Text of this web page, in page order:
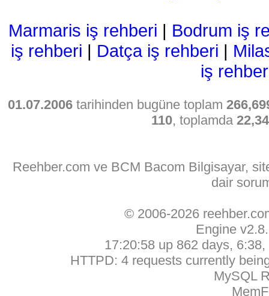
Marmaris iş rehberi | Bodrum iş
iş rehberi | Datça iş rehberi |
iş
01.07.2006tarihinden bugüne toplam
110, toplamda
Reehber.com ve BCM Bacom Bilgisayar,
dair
© 2006-2026
Engine
17:20:58 up 862 days,
HTTPD: 4 requests currently
MySQL